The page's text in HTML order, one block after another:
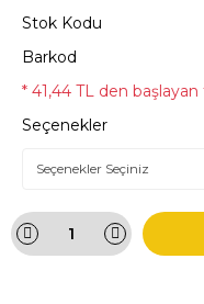
Stok Kodu
Barkod
* 41,44 TL den
Seçenekler